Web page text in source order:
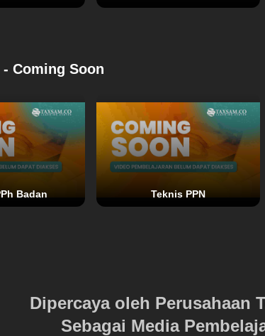
Coming Soon
Badan Teknis PPN
Dipercaya oleh Perusahaan
Sebagai Media